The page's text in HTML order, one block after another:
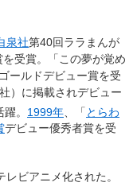
泉社第40回ララまんが
受賞。「この夢が覚め
ールドデビュー賞を受
）に掲載されデビュー
。 1999年 、「とらわ
デビュー優秀者賞を受
レビアニメ化された。